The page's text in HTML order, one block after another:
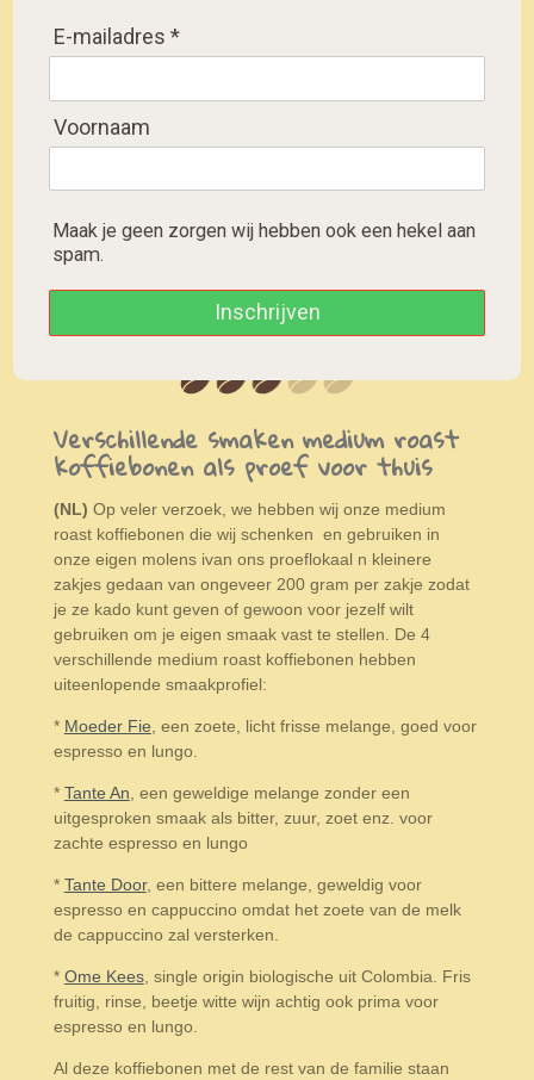
Probepackung
h
a
a
a
a
Verschillende smaken medium roast
koffiebonen als proef voor thuis
(NL) Op veler verzoek, we hebben wij onze medium
roast koffiebonen die wij schenken en gebruiken in
onze eigen molens ivan ons proeflokaal n kleinere
zakjes gedaan van ongeveer 200 gram per zakje zodat
je ze kado kunt geven of gewoon voor jezelf wilt
gebruiken om je eigen smaak vast te stellen. De 4
verschillende medium roast koffiebonen hebben
uiteenlopende smaakprofiel:
* Moeder Fie, een zoete, licht frisse melange, goed voor
espresso en lungo.
* Tante An, een geweldige melange zonder een
uitgesproken smaak als bitter, zuur, zoet enz. voor
zachte espresso en lungo
* Tante Door, een bittere melange, geweldig voor
espresso en cappuccino omdat het zoete van de melk
de cappuccino zal versterken.
* Ome Kees, single origin biologische uit Colombia. Fris
fruitig, rinse, beetje witte wijn achtig ook prima voor
espresso en lungo.
Al deze koffiebonen met de rest van de familie staan
E-mailadres *
Voornaam
Maak je geen zorgen wij hebben ook een hekel aan
spam.
Inschrijven